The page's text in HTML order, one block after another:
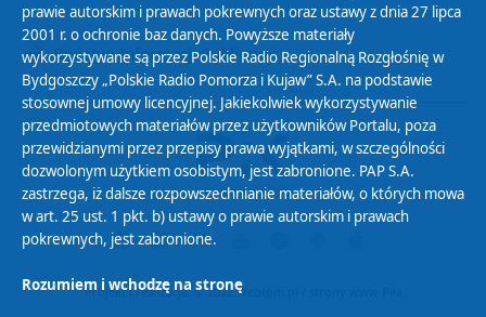
Biuletyn Informacji Publicznej
Projekt i realizacja: © 2022Webtom.pl
prawie autorskim i prawach pokrewnych oraz ustawy z dnia 27 lipca
2001 r. o ochronie baz danych. Powyższe materiały
wykorzystywane są przez Polskie Radio Regionalną Rozgłośnię w
Bydgoszczy „Polskie Radio Pomorza i Kujaw” S.A. na podstawie
stosownej umowy licencyjnej. Jakiekolwiek wykorzystywanie
przedmiotowych materiałów przez użytkowników Portalu, poza
przewidzianymi przez przepisy prawa wyjątkami, w szczególności
dozwolonym użytkiem osobistym, jest zabronione. PAP S.A.
zastrzega, iż dalsze rozpowszechnianie materiałów, o których mowa
w art. 25 ust. 1 pkt. b) ustawy o prawie autorskim i prawach
pokrewnych, jest zabronione.
Rozumiem i wchodzę na stronę